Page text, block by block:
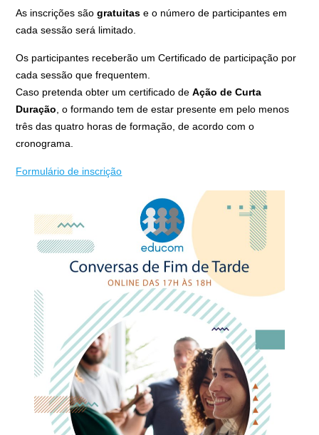
As inscrições sãogratuitas e o número de participantes em
cada sessão será limitado.
Os participantes receberão um Certificado de participação por
cada sessão que frequentem.
Caso pretenda obter um certificado deAção de Curta
Duração , o formando tem de estar presente em pelo menos
três das quatro horas de formação, de acordo com o
cronograma.
Formulário de inscrição